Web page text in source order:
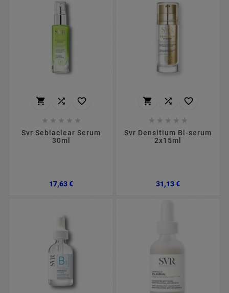
  
    
Svr Sebiaclear Serum
30ml
17,63 €Preço
  
    
Svr Densitium Bi-serum
2x15ml
31,13 €Preço